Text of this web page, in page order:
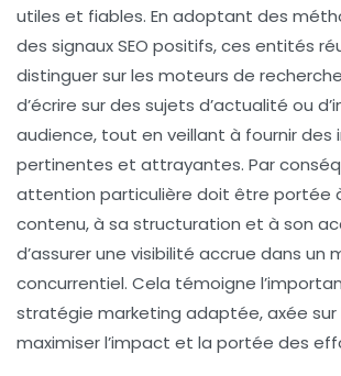
utiles et fiables. En adoptant des
des signauxSEO positifs, ces entités
distinguer sur les moteurs de
d’écrire sur des sujets d’actualité ou
audience, tout en veillant à fournir des
pertinentes et attrayantes. Par
attention particulière doit être portée
contenu, à sa structuration et à son
d’assurer une visibilité accrue dans un
concurrentiel. Cela témoigne
stratégie marketing adaptée, axée sur
maximiser l’impact et la portée des